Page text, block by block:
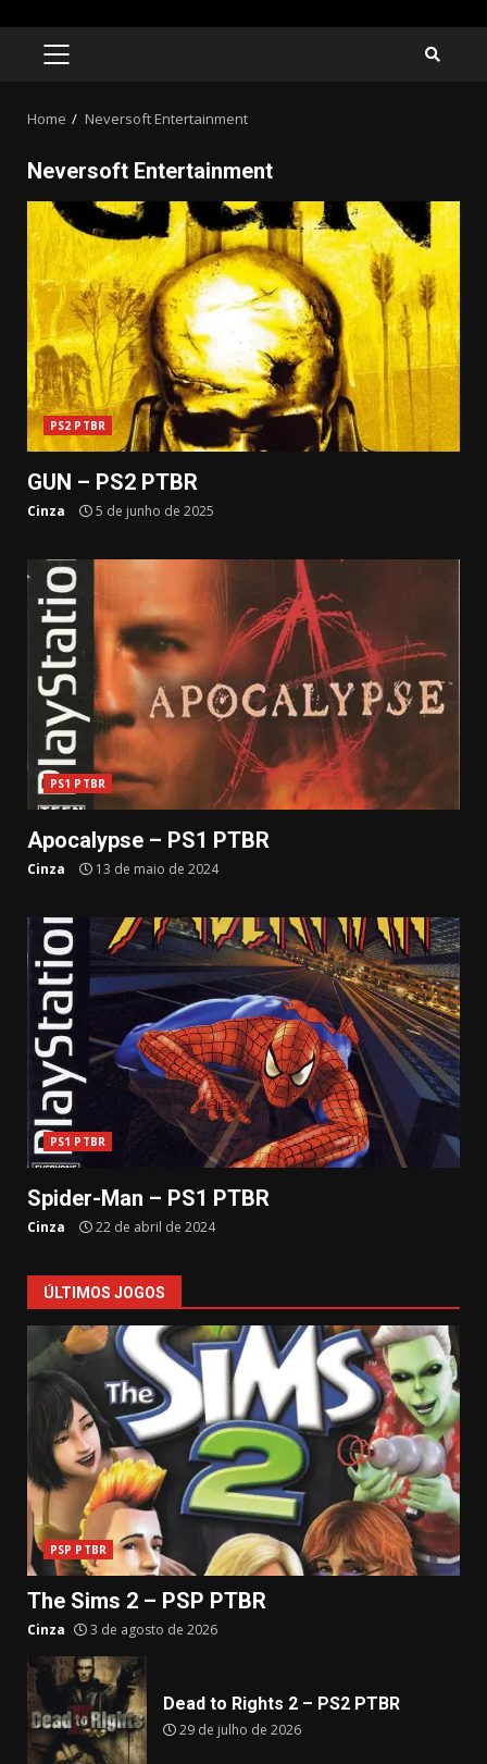
PRIMARY
Home Neversoft Entertainment
Neversoft Entertainment
PS2 PTBR
GUN – PS2 PTBR
Cinza 5 de junho de 2025
PS1 PTBR
Apocalypse – PS1 PTBR
Cinza 13 de maio de 2024
PS1 PTBR
Spider-Man – PS1 PTBR
Cinza 22 de abril de 2024
ÚLTIMOS JOGOS
PSP PTBR
The Sims 2 – PSP PTBR
Cinza 3 de agosto de 2026
Dead to Rights 2 – PS2 PTBR
29 de julho de 2026